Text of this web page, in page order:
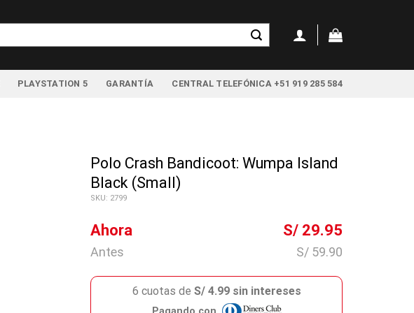
PLAYSTATION 5 GARANTÍA CENTRAL TELEFÓNICA +51 919 285 584
Polo Crash Bandicoot: Wumpa Island
Black (Small)
SKU: 2799
Ahora S/ 29.95
Antes S/ 59.90
6 cuotas de S/ 4.99 sin intereses